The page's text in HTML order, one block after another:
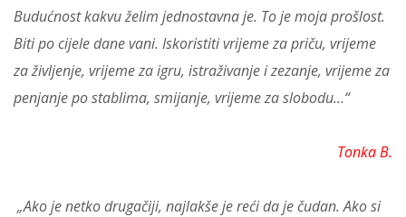
Budućnost kakvu želim jednostavna je. To je moja prošlost.
Biti po cijele dane vani. Iskoristiti vrijeme za priču, vrijeme
za življenje, vrijeme za igru, istraživanje i zezanje, vrijeme za
penjanje po stablima, smijanje, vrijeme za slobodu…“
Tonka B.
„Ako je netko drugačiji, najlakše je reći da je čudan. Ako si